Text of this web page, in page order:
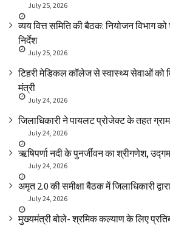
July 25, 2026
व्यय वित्त समिति की बैठक: नियोजन विभाग
निर्देश
July 25, 2026
टिहरी मेडिकल कॉलेज से स्वास्थ्य सेवाओं को
मंत्री
July 24, 2026
जिलाधिकारी ने पायलट प्रोजेक्ट के तहत
July 24, 2026
ऋषिपर्णा नदी के पुनर्जीवन का श्रीगणेश, उद्गम
July 24, 2026
अमृत 2.0 की समीक्षा बैठक में जिलाधिकारी
July 24, 2026
मुख्यमंत्री बोले- श्रमिक कल्याण के लिए